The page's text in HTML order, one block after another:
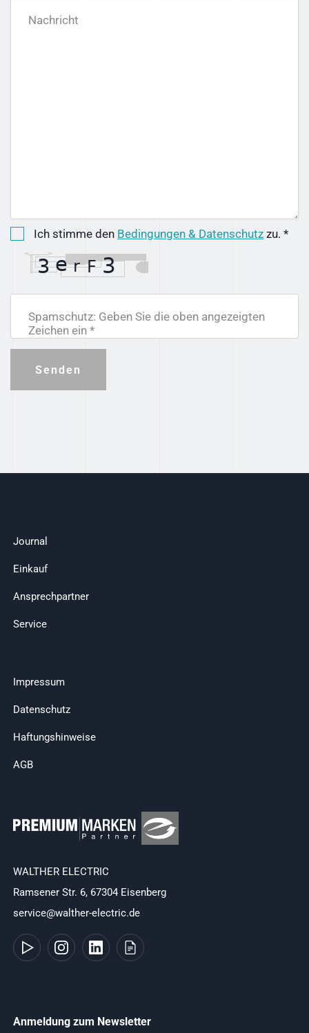
Nachricht
Ich stimme den Bedingungen & Datenschutz zu. *
Spamschutz: Geben Sie die oben angezeigten
Zeichen ein *
Senden
Journal
Einkauf
Ansprechpartner
Service
Impressum
Datenschutz
Haftungshinweise
AGB
WALTHER ELECTRIC
Ramsener Str. 6, 67304 Eisenberg
service@walther-electric.de
Anmeldung zum Newsletter